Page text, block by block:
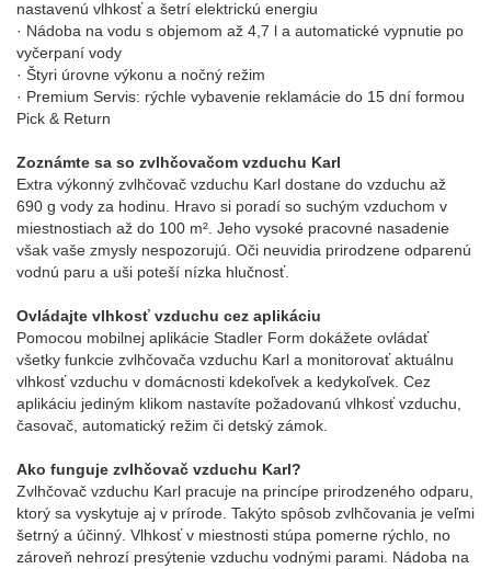
nastavenú vlhkosť a šetrí elektrickú energiu
· Nádoba na vodu s objemom až 4,7 l a automatické vypnutie po
vyčerpaní vody
· Štyri úrovne výkonu a nočný režim
· Premium Servis: rýchle vybavenie reklamácie do 15 dní formou
Pick & Return
Zoznámte sa so zvlhčovačom vzduchu Karl
Extra výkonný zvlhčovač vzduchu Karl dostane do vzduchu až
690 g vody za hodinu. Hravo si poradí so suchým vzduchom v
miestnostiach až do 100 m². Jeho vysoké pracovné nasadenie
však vaše zmysly nespozorujú. Oči neuvidia prirodzene odparenú
vodnú paru a uši poteší nízka hlučnosť.
Ovládajte vlhkosť vzduchu cez aplikáciu
Pomocou mobilnej aplikácie Stadler Form dokážete ovládať
všetky funkcie zvlhčovača vzduchu Karl a monitorovať aktuálnu
vlhkosť vzduchu v domácnosti kdekoľvek a kedykoľvek. Cez
aplikáciu jediným klikom nastavíte požadovanú vlhkosť vzduchu,
časovač, automatický režim či detský zámok.
Ako funguje zvlhčovač vzduchu Karl?
Zvlhčovač vzduchu Karl pracuje na princípe prirodzeného odparu,
ktorý sa vyskytuje aj v prírode. Takýto spôsob zvlhčovania je veľmi
šetrný a účinný. Vlhkosť v miestnosti stúpa pomerne rýchlo, no
zároveň nehrozí presýtenie vzduchu vodnými parami. Nádoba na